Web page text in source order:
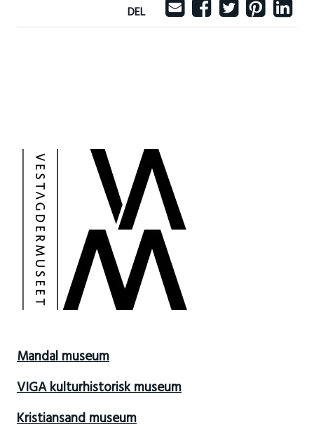
DEL
Mandal museum
VIGA kulturhistorisk museum
Kristiansand museum